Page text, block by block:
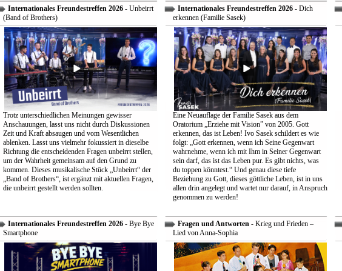
Internationales Freundestreffen 2026- Unbeirrt
(Band of Brothers)
Trotz unterschiedlichen Meinungen gewisser
Anschauungen, lasst uns nicht durch Diskussionen
Zeit und Kraft absaugen und vom Wesentlichen
ablenken. Lasst uns vielmehr fokussiert in dieselbe
Richtung die entscheidenden Fragen unbeirrt stellen,
um der Wahrheit gemeinsam auf den Grund zu
kommen. Dieses musikalische Stück „Unbeirrt“ der
„Band of Brothers“, ist ergänzt mit aktuellen Fragen,
die unbeirrt gestellt werden sollten.
Internationales Freundestreffen 2026- Dich
erkennen (Familie Sasek)
Eine Neuauflage der Familie Sasek aus dem
Oratorium „Erziehe mit Vision” von 2005. Gott
erkennen, das ist Leben! Ivo Sasek schildert es wie
folgt: „Gott erkennen, wenn ich Seine Gegenwart
wahrnehme, wenn ich mit Ihm in Seiner Gegenwart
sein darf, das ist das Leben pur. Es gibt nichts, was
du toppen könntest.“ Und genau diese tiefe
Beziehung zu Gott, dieses göttliche Leben, ist in uns
allen drin angelegt und wartet nur darauf, in Anspruch
genommen zu werden!
Internationales Freundestreffen 2026- Bye Bye
Smartphone
Fragen und Antworten- Krieg und Frieden –
Lied von Anna-Sophia